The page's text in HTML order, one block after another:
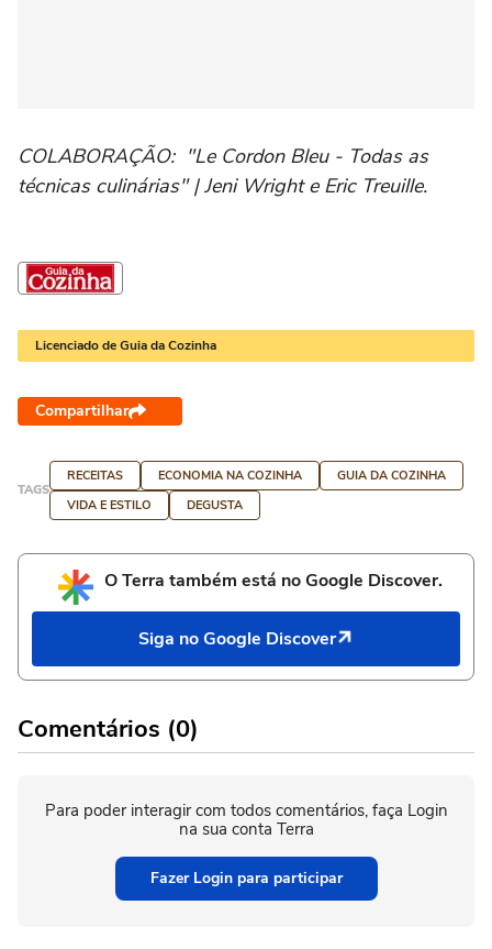
COLABORAÇÃO: "Le Cordon Bleu - Todas as
técnicas culinárias" | Jeni Wright e Eric Treuille.
Licenciado de Guia da Cozinha
Compartilhar
TAGS
RECEITAS ECONOMIA NA COZINHA
GUIA DA COZINHA
VIDA E ESTILO
DEGUSTA
O Terra também está no Google Discover.
Siga no Google Discover
Comentários (0)
Para poder interagir com todos comentários, faça Login
na sua conta Terra
Fazer Login para participar